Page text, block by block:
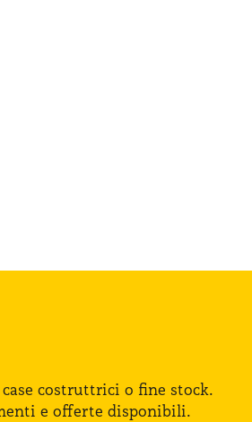
costruttrici o fine stock.
e offerte disponibili.